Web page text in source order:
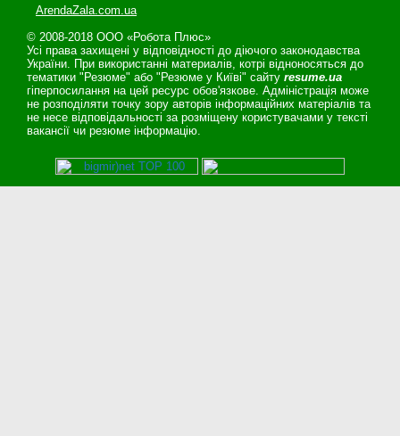
ArendaZala.com.ua
© 2008-2018 ООО «Робота Плюс»
Усі права захищені у відповідності до діючого законодавства
України. При використанні материалів, котрі відноносяться до
тематики "Резюме" або "Резюме у Київі" сайту resume.ua
гіперпосилання на цей ресурс обов'язкове. Адміністрація може
не розподіляти точку зору авторів інформаційних матеріалів та
не несе відповідальності за розміщену користувачами у тексті
вакансії чи резюме інформацію.